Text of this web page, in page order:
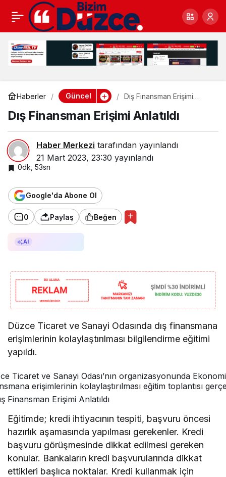
Haberler Güncel
Dış Finansman Erişimi
Dış Finansman Erişimi Anlatıldı
Haber Merkezi tarafından yayınlandı
21 Mart 2023, 23:30 yayınlandı
0dk, 53sn
Google'da Abone Ol
0 Paylaş Beğen
AI
Düzce Ticaret ve Sanayi Odasında dış finansmana
erişimlerinin kolaylaştırılması bilgilendirme eğitimi
yapıldı.
Ticaret ve Sanayi Odası’nın organizasyonunda
erişimlerinin kolaylaştırılması eğitim toplantısı
Eğitimde; kredi ihtiyacının tespiti, başvuru öncesi
hazırlık aşamasında yapılması gerekenler. Kredi
başvuru görüşmesinde dikkat edilmesi gereken
konular. Bankaların kredi başvurularında dikkat
ettikleri başlıca noktalar. Kredi kullanmak için
Dış Finansman Erişimi
Anlatıldı
0